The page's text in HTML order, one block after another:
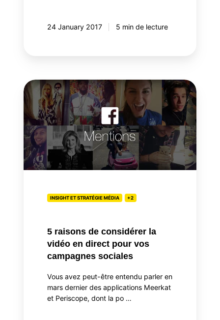
24 January 2017 5 min de lecture
5
raisons
de
considérer
la
vidéo
en
direct
INSIGHT ET STRATÉGIE MÉDIA +2
5 raisons de considérer la
vidéo en direct pour vos
campagnes sociales
Vous avez peut-être entendu parler en
mars dernier des applications Meerkat
et Periscope, dont la po …